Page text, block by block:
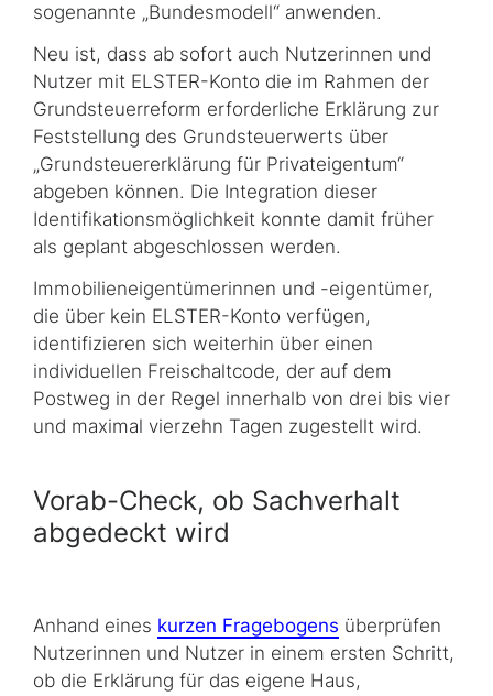
sogenannte „Bundesmodell“ anwenden.
Neu ist, dass ab sofort auch Nutzerinnen und
Nutzer mit ELSTER-Konto die im Rahmen der
Grundsteuerreform erforderliche Erklärung zur
Feststellung des Grundsteuerwerts über
„Grundsteuererklärung für Privateigentum“
abgeben können. Die Integration dieser
Identifikationsmöglichkeit konnte damit früher
als geplant abgeschlossen werden.
Immobilieneigentümerinnen und -eigentümer,
die über kein ELSTER-Konto verfügen,
identifizieren sich weiterhin über einen
individuellen Freischaltcode, der auf dem
Postweg in der Regel innerhalb von drei bis vier
und maximal vierzehn Tagen zugestellt wird.
Vorab-Check, ob Sachverhalt
abgedeckt wird
Anhand eines kurzen Fragebogens überprüfen
Nutzerinnen und Nutzer in einem ersten Schritt,
ob die Erklärung für das eigene Haus,